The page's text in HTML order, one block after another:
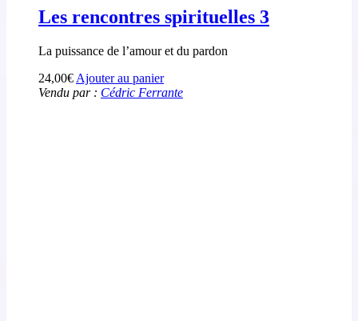
Les rencontres spirituelles 3
La puissance de l’amour et du pardon
24,00€ Ajouter au panier
Vendu par : Cédric Ferrante